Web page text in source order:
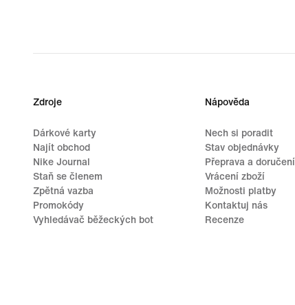
Zdroje
Dárkové karty
Najít obchod
Nike Journal
Staň se členem
Zpětná vazba
Promokódy
Vyhledávač běžeckých bot
Nápověda
Nech si poradit
Stav objednávky
Přeprava a doručení
Vrácení zboží
Možnosti platby
Kontaktuj nás
Recenze